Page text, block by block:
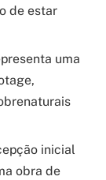
de estar
uma
inicial
obra de